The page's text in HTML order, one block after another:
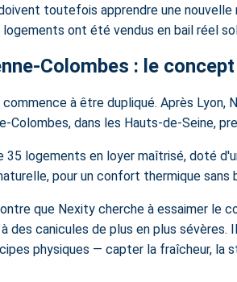
toutefois apprendre une
ont été vendus en bail réel
Colombes : le
à être dupliqué. Après Lyon,
Colombes, dans les Hauts-de-Seine,
35 logements en loyer maîtrisé, doté
pour un confort thermique
que Nexity cherche à essaimer le
des canicules de plus en plus
physiques — capter la fraîcheur,